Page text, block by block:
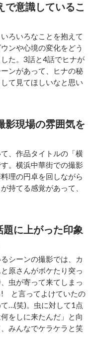
で意識しているこ
ろいろなことを抱えて
ンや心境の変化をどう
た。3話と4話でヒナが
ンがあって、ヒナの秘
て見てほしいなと思い
影現場の雰囲気を
、作品タイトルの「横
。横浜中華街での撮影
理の円卓を回しながら
持てる感覚があって、
題に上がった印象
シーンの撮影では、カ
原さんがボケたり突っ
虫が寄って来てしまっ
! と言ってよけていたの
…(笑)。虫に対して1点
をしに来たんだ」と向
みんなでケラケラと笑